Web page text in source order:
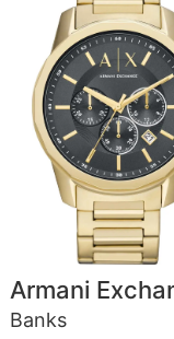
Armani
Banks